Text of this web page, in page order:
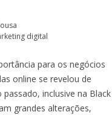
digital
para os negócios
online se revelou de
inclusive na Black
grandes alterações,